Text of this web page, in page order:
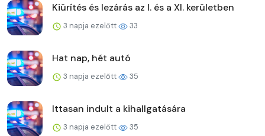
Kiürítés és lezárás az I. és a XI. kerületben
3 napja ezelőtt 33
Hat nap, hét autó
3 napja ezelőtt 35
Ittasan indult a kihallgatására
3 napja ezelőtt 35